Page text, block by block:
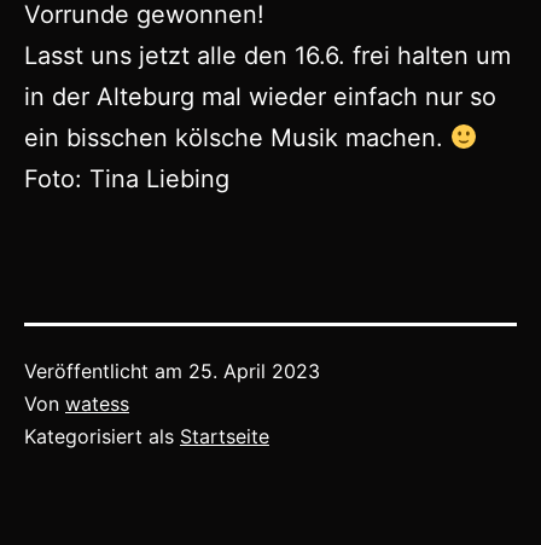
Vorrunde gewonnen!
Lasst uns jetzt alle den 16.6. frei halten um
in der Alteburg mal wieder einfach nur so
ein bisschen kölsche Musik machen.
Foto: Tina Liebing
Veröffentlicht am 25. April 2023
Von watess
Kategorisiert als Startseite